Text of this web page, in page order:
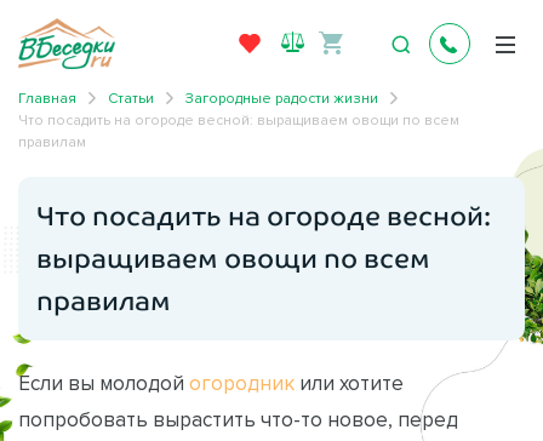
Главная Статьи
Загородные радости жизни
Что посадить на огороде весной: выращиваем овощи по всем
правилам
Что посадить на огороде весной:
выращиваем овощи по всем
правилам
Если вы молодой огородник или хотите
попробовать вырастить что-то новое, перед